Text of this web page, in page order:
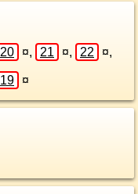
20 ¤, 21 ¤, 22 ¤,
19 ¤